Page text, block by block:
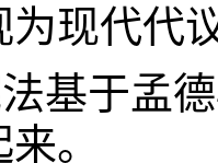
现代代
基于孟
。